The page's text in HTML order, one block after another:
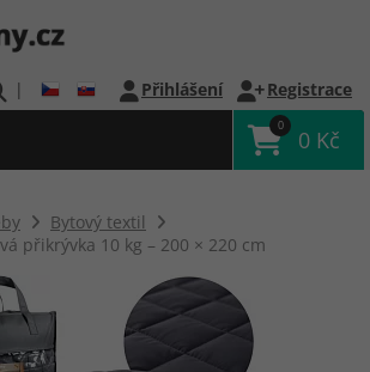
| Přihlášení Registrace
0
0 Kč
Bytový textil
přikrývka 10 kg – 200 × 220 cm